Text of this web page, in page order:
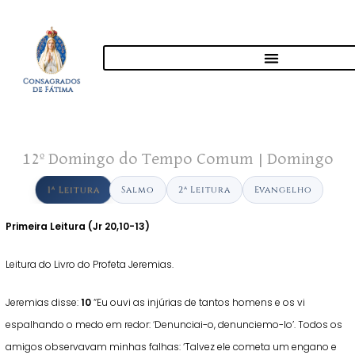
12º Domingo do Tempo Comum | Domingo
1ª Leitura Salmo 2ª Leitura Evangelho
Primeira Leitura (Jr 20,10-13)
Leitura do Livro do Profeta Jeremias.
Jeremias disse:10“Eu ouvi as injúrias de tantos homens e os vi
espalhando o medo em redor: ‘Denunciai-o, denunciemo-lo’. Todos os
amigos observavam minhas falhas: ‘Talvez ele cometa um engano e